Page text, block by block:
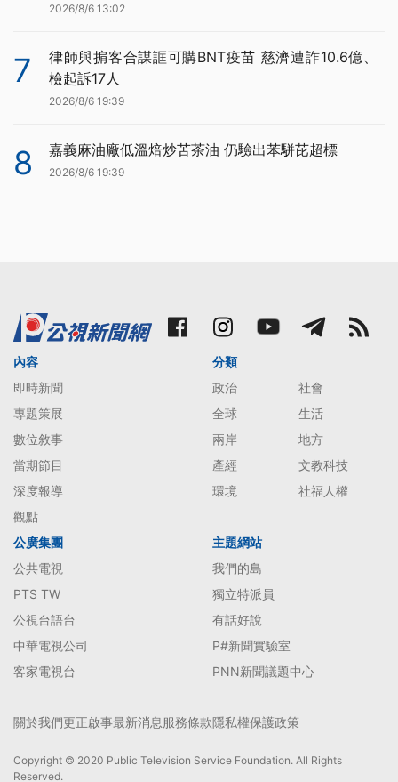
2026/8/6 13:02
7
律師與掮客合謀誆可購BNT疫苗 慈濟遭詐10.6億、
檢起訴17人
2026/8/6 19:39
8 嘉義麻油廠低溫焙炒苦茶油 仍驗出苯駢芘超標
2026/8/6 19:39
內容
即時新聞
專題策展
數位敘事
當期節目
深度報導
觀點
分類
政治
社會
全球
生活
兩岸
地方
產經
文教科技
環境
社福人權
公廣集團
公共電視
PTS TW
公視台語台
中華電視公司
客家電視台
主題網站
我們的島
獨立特派員
有話好說
P#新聞實驗室
PNN新聞議題中心
關於我們更正啟事最新消息服務條款隱私權保護政策
Copyright © 2020 Public Television Service Foundation. All Rights
Reserved.